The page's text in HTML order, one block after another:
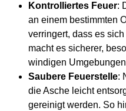
Kontrolliertes Feuer:
an einem bestimmten
verringert, dass es
macht es sicherer,
windigen
Saubere Feuerstelle:
die Asche leicht
gereinigt werden. So